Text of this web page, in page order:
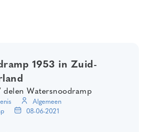
1953 in Zuid-
delen Watersnoodramp
Algemeen
08-06-2021